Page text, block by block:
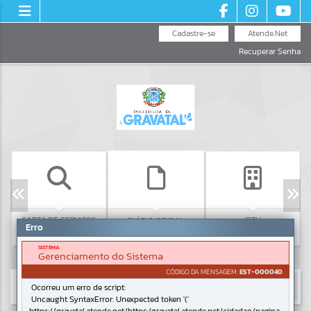
Atende.Net
Cadastre-se
Recuperar Senha
CARTA DE SERVIÇOS DIÁRIO OFICIAL IPTU
Erro
SISTEMA
Gerenciamento do Sistema
CÓDIGO DA MENSAGEM:EST-000040
Ocorreu um erro de script:
Uncaught SyntaxError: Unexpected token '('